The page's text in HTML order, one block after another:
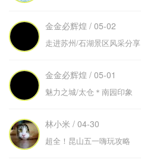
金金必辉煌 / 05-02
走进苏州/石湖景区风采分享
金金必辉煌 / 05-01
魅力之城/太仓＊南园印象
林小米 / 04-30
超全！昆山五一嗨玩攻略